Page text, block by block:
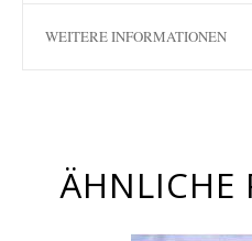
WEITERE INFORMATIONEN
ÄHNLICHE